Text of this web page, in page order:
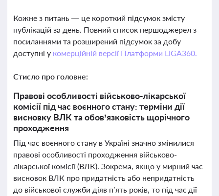
Кожне з питань — це короткий підсумок змісту
публікацій за день. Повний список першоджерел з
посиланнями та розширений підсумок за добу
доступні у комерційній версії Платформи LIGA360.
Стисло про головне:
Правові особливості військово-лікарської
комісії під час воєнного стану: терміни дії
висновку ВЛК та обов’язковість щорічного
проходження
Під час воєнного стану в Україні значно змінилися
правові особливості проходження військово-
лікарської комісії (ВЛК). Зокрема, якщо у мирний час
висновок ВЛК про придатність або непридатність
до військової служби діяв п’ять років, то під час дії